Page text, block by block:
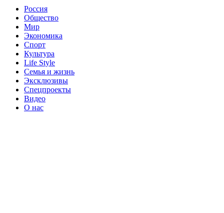
Россия
Общество
Мир
Экономика
Спорт
Культура
Life Style
Семья и жизнь
Эксклюзивы
Спецпроекты
Видео
О нас